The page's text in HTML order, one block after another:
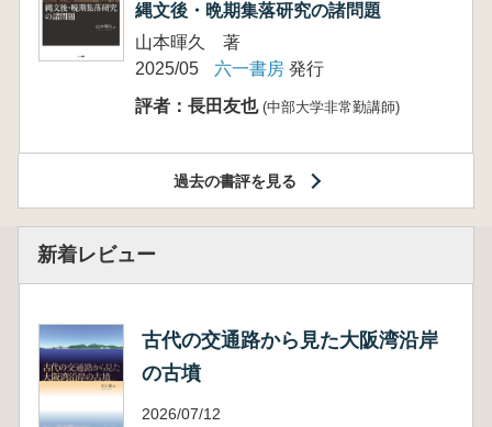
縄文後・晩期集落研究の諸問題
山本暉久 著
2025/05
六一書房 発行
評者：長田友也 (中部大学非常勤講師)
過去の書評を見る
新着レビュー
古代の交通路から見た大阪湾沿岸
の古墳
2026/07/12